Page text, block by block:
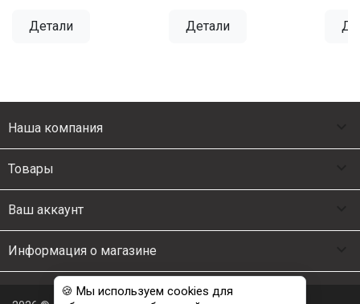
Детали Детали
Наша компания
Товары
Ваш аккаунт
Информация о магазине
🍪 Мы используем cookies для